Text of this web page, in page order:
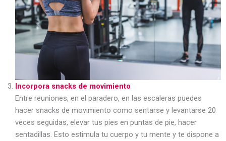
Incorpora snacks de movimiento
Entre reuniones, en el paradero, en las escaleras puedes
hacer snacks de movimiento como sentarse y levantarse 20
veces seguidas, elevar tus pies en puntas de pie, hacer
sentadillas. Esto estimula tu cuerpo y tu mente y te dispone a